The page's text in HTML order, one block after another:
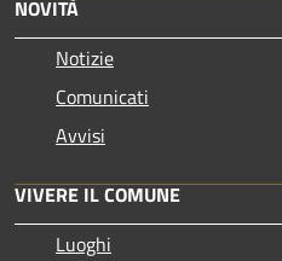
NOVITÀ
Notizie
Comunicati
Avvisi
VIVERE IL COMUNE
Luoghi